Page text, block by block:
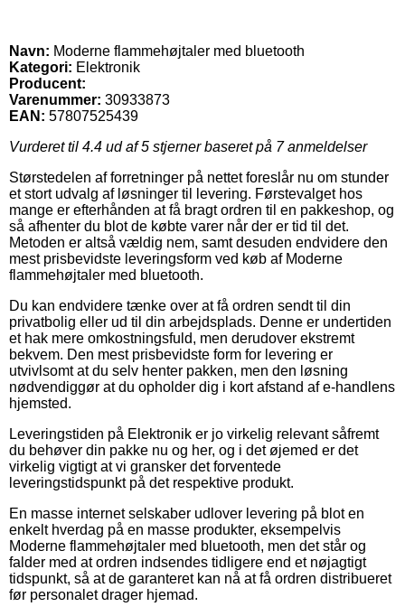
Navn: Moderne flammehøjtaler med bluetooth
Kategori: Elektronik
Producent:
Varenummer: 30933873
EAN: 57807525439
Vurderet til 4.4 ud af 5 stjerner baseret på 7anmeldelser
Størstedelen af forretninger på nettet foreslår nu om stunder
et stort udvalg af løsninger til levering. Førstevalget hos
mange er efterhånden at få bragt ordren til en pakkeshop, og
så afhenter du blot de købte varer når der er tid til det.
Metoden er altså vældig nem, samt desuden endvidere den
mest prisbevidste leveringsform ved køb af Moderne
flammehøjtaler med bluetooth.
Du kan endvidere tænke over at få ordren sendt til din
privatbolig eller ud til din arbejdsplads. Denne er undertiden
et hak mere omkostningsfuld, men derudover ekstremt
bekvem. Den mest prisbevidste form for levering er
utvivlsomt at du selv henter pakken, men den løsning
nødvendiggør at du opholder dig i kort afstand af e-handlens
hjemsted.
Leveringstiden på Elektronik er jo virkelig relevant såfremt
du behøver din pakke nu og her, og i det øjemed er det
virkelig vigtigt at vi gransker det forventede
leveringstidspunkt på det respektive produkt.
En masse internet selskaber udlover levering på blot en
enkelt hverdag på en masse produkter, eksempelvis
Moderne flammehøjtaler med bluetooth, men det står og
falder med at ordren indsendes tidligere end et nøjagtigt
tidspunkt, så at de garanteret kan nå at få ordren distribueret
før personalet drager hjemad.